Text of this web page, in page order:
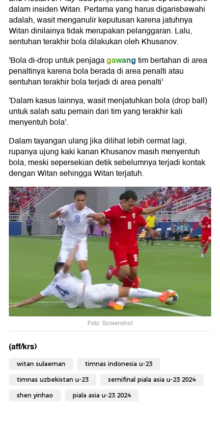
dalam insiden Witan. Pertama yang harus digarisbawahi
adalah, wasit menganulir keputusan karena jatuhnya
Witan dinilainya tidak merupakan pelanggaran. Lalu,
sentuhan terakhir bola dilakukan oleh Khusanov.
'Bola di-drop untuk penjagagawangtim bertahan di area
penaltinya karena bola berada di area penalti atau
sentuhan terakhir bola terjadi di area penalti'
'Dalam kasus lainnya, wasit menjatuhkan bola (drop ball)
untuk salah satu pemain dari tim yang terakhir kali
menyentuh bola'.
Dalam tayangan ulang jika dilihat lebih cermat lagi,
rupanya ujung kaki kanan Khusanov masih menyentuh
bola, meski sepersekian detik sebelumnya terjadi kontak
dengan Witan sehingga Witan terjatuh.
Foto: Screenshot
(aff/krs)
witan sulaeman timnas indonesia u-23
timnas uzbekistan u-23 semifinal piala asia u-23 2024
shen yinhao piala asia u-23 2024